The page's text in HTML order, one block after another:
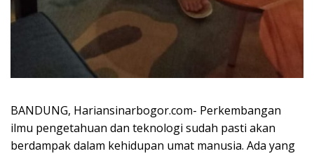
BANDUNG, Hariansinarbogor.com- Perkembangan
ilmu pengetahuan dan teknologi sudah pasti akan
berdampak dalam kehidupan umat manusia. Ada yang